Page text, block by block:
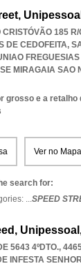
CRISTÓVÃO 185
DE CEDOFEITA,
SE MIRAGAIA SAO
grosso e a
Ver no Mapa
search for:
...SPEED
5643 4ºDTO.,
INFESTA